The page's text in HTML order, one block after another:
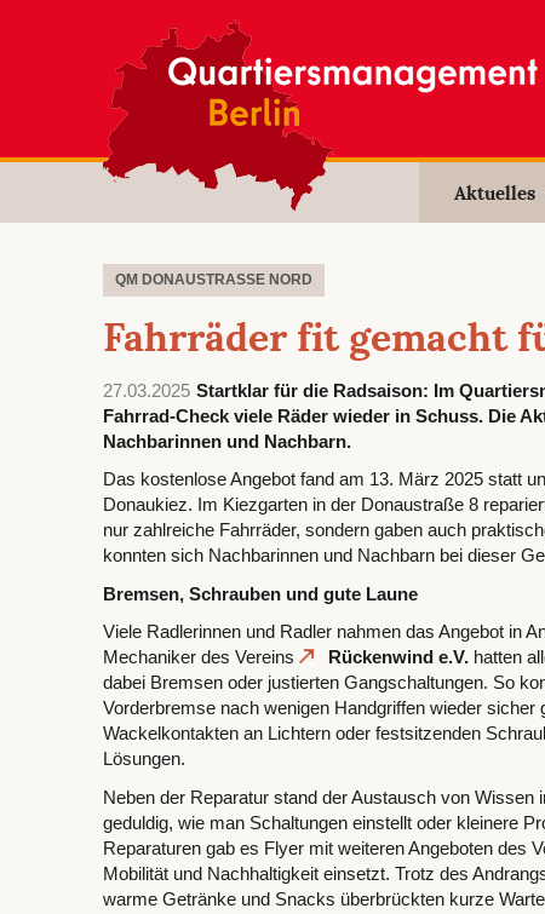
Aktuelles
QM DONAUSTRASSE NORD
Fahrräder fit gemacht
27.03.2025 Startklar für die Radsaison: Im
Fahrrad-Check viele Räder wieder in Schuss. Die
Nachbarinnen und Nachbarn.
Das kostenlose Angebot fand am 13. März 2025 statt
Donaukiez. Im Kiezgarten in der Donaustraße 8
nur zahlreiche Fahrräder, sondern gaben auch
konnten sich Nachbarinnen und Nachbarn bei dieser
Bremsen, Schrauben und gute Laune
Viele Radlerinnen und Radler nahmen das Angebot in
Mechaniker des Vereins
Rückenwind e.V. hatten
dabei Bremsen oder justierten Gangschaltungen. So
Vorderbremse nach wenigen Handgriffen wieder sicher
Wackelkontakten an Lichtern oder festsitzenden
Lösungen.
Neben der Reparatur stand der Austausch von
geduldig, wie man Schaltungen einstellt oder kleinere
Reparaturen gab es Flyer mit weiteren Angeboten des
Mobilität und Nachhaltigkeit einsetzt. Trotz des
warme Getränke und Snacks überbrückten kurze